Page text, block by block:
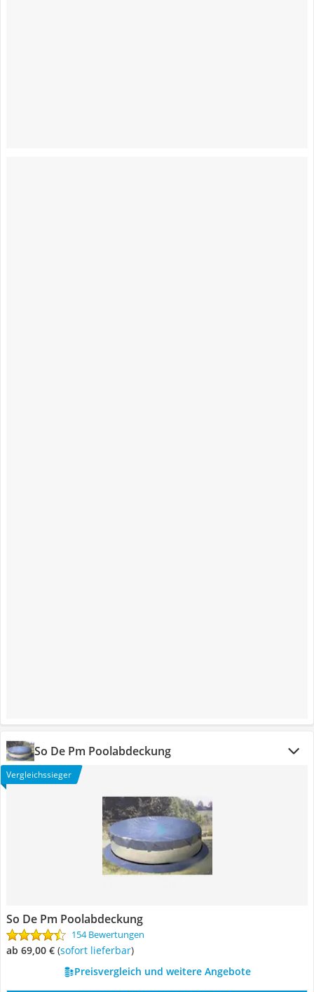
So De Pm Poolabdeckung
Vergleichssieger
So De Pm Poolabdeckung
154 Bewertungen
ab 69,00 € ( Sofort lieferbar)
Preisvergleich und weitere Angebote